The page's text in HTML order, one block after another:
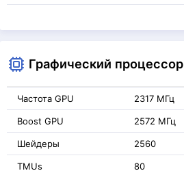
Графический процессор
Частота GPU 2317 МГц
Boost GPU 2572 МГц
Шейдеры 2560
TMUs 80